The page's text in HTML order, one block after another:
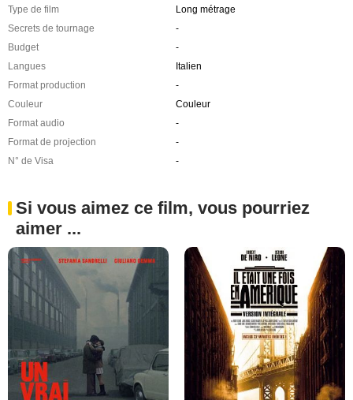
Type de film
Long métrage
Secrets de tournage
-
Budget
-
Langues
Italien
Format production
-
Couleur
Couleur
Format audio
-
Format de projection
-
N° de Visa
-
Si vous aimez ce film, vous pourriez
aimer ...